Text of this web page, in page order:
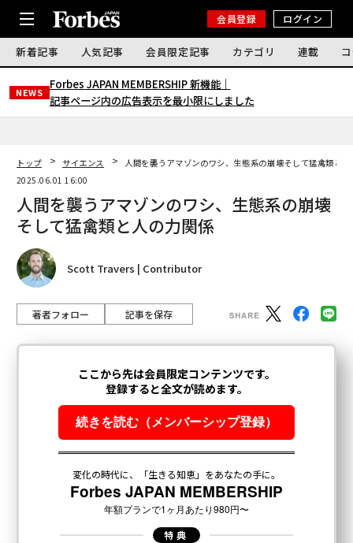
会員登録 ログイン
新着記事 人気記事 会員限定記事 カテゴリ 連載
NEWS
Forbes JAPAN MEMBERSHIP 新機能｜
記事ページ内の広告表示を最小限にしました
トップ サイエンス
人間を襲うアマゾンのワシ、生態系の崩壊そして猛禽類と
2025.06.01 16:00
人間を襲うアマゾンのワシ、生態系の崩壊
そして猛禽類と人の力関係
Scott Travers | Contributor
著者フォロー 記事を保存